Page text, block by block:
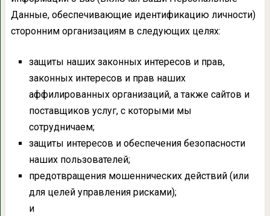
Данные, обеспечивающие идентификацию личности)
сторонним организациям в следующих целях:
защиты наших законных интересов и прав,
законных интересов и прав наших
аффилированных организаций, а также сайтов и
поставщиков услуг, с которыми мы
сотрудничаем;
защиты интересов и обеспечения безопасности
наших пользователей;
предотвращения мошеннических действий (или
для целей управления рисками);
и